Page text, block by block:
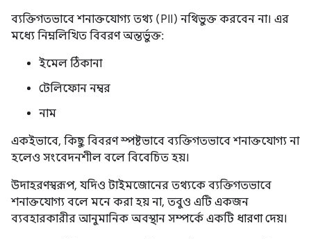
ব্যক্তিগতভাবে শনাক্তযোগ্য তথ্য (PII) নথিভুক্ত করবেন না। এর
মধ্যে নিম্নলিখিত বিবরণ অন্তর্ভুক্ত:
ইমেল ঠিকানা
টেলিফোন নম্বর
নাম
একইভাবে, কিছু বিবরণ স্পষ্টভাবে ব্যক্তিগতভাবে শনাক্তযোগ্য না
হলেও সংবেদনশীল বলে বিবেচিত হয়।
উদাহরণস্বরূপ, যদিও টাইমজোনের তথ্যকে ব্যক্তিগতভাবে
শনাক্তযোগ্য বলে মনে করা হয় না, তবুও এটি একজন
ব্যবহারকারীর আনুমানিক অবস্থান সম্পর্কে একটি ধারণা দেয়।